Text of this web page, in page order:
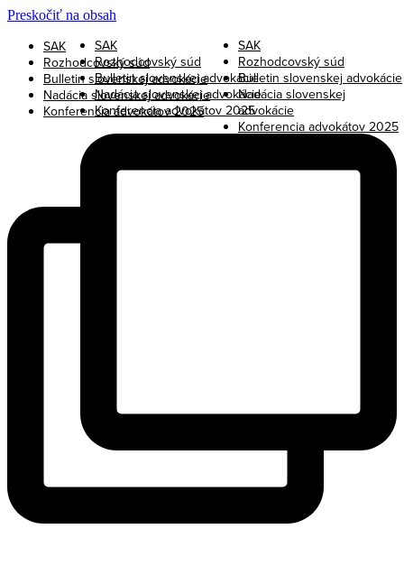
Preskočiť na obsah
SAK
Rozhodcovský súd
Bulletin slovenskej advokácie
Nadácia slovenskej advokácie
Konferencia advokátov 2025
SAK
Rozhodcovský súd
Bulletin slovenskej advokácie
Nadácia slovenskej advokácie
Konferencia advokátov 2025
SAK
Rozhodcovský súd
Bulletin slovenskej advokácie
Nadácia slovenskej
advokácie
Konferencia advokátov 2025